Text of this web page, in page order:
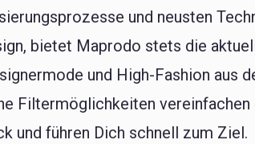
und neusten
bietet Maprodo stets die
und High-Fashion aus
Filtermöglichkeiten vereinfachen
und führen Dich schnell zum Ziel.